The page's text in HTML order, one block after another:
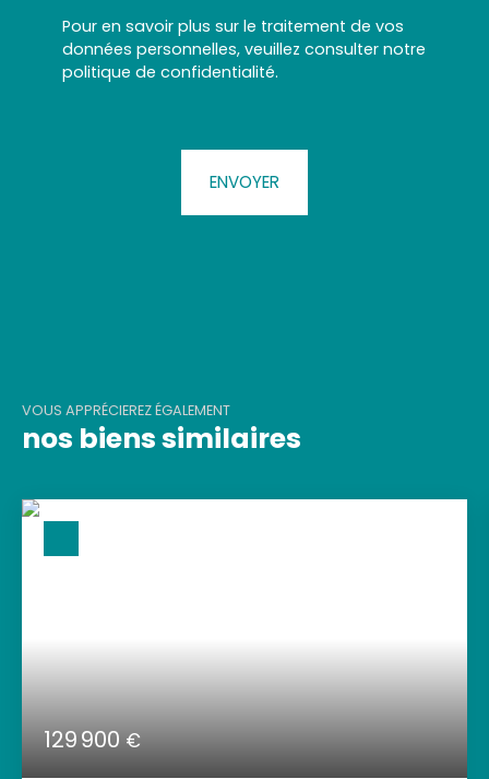
Pour en savoir plus sur le traitement de vos
données personnelles, veuillez consulter notre
politique de confidentialité.
ENVOYER
VOUS APPRÉCIEREZ ÉGALEMENT
nos biens similaires
129 900 €